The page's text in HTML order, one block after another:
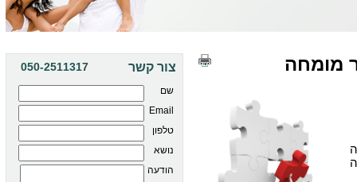
מומחה 050-2511317 צור קשר
שם
Email
טלפון
נושא
הודעה